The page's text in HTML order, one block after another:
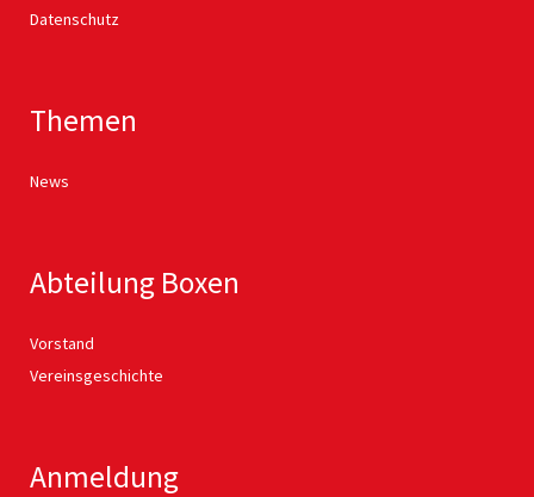
Datenschutz
Themen
News
Abteilung Boxen
Vorstand
Vereinsgeschichte
Anmeldung